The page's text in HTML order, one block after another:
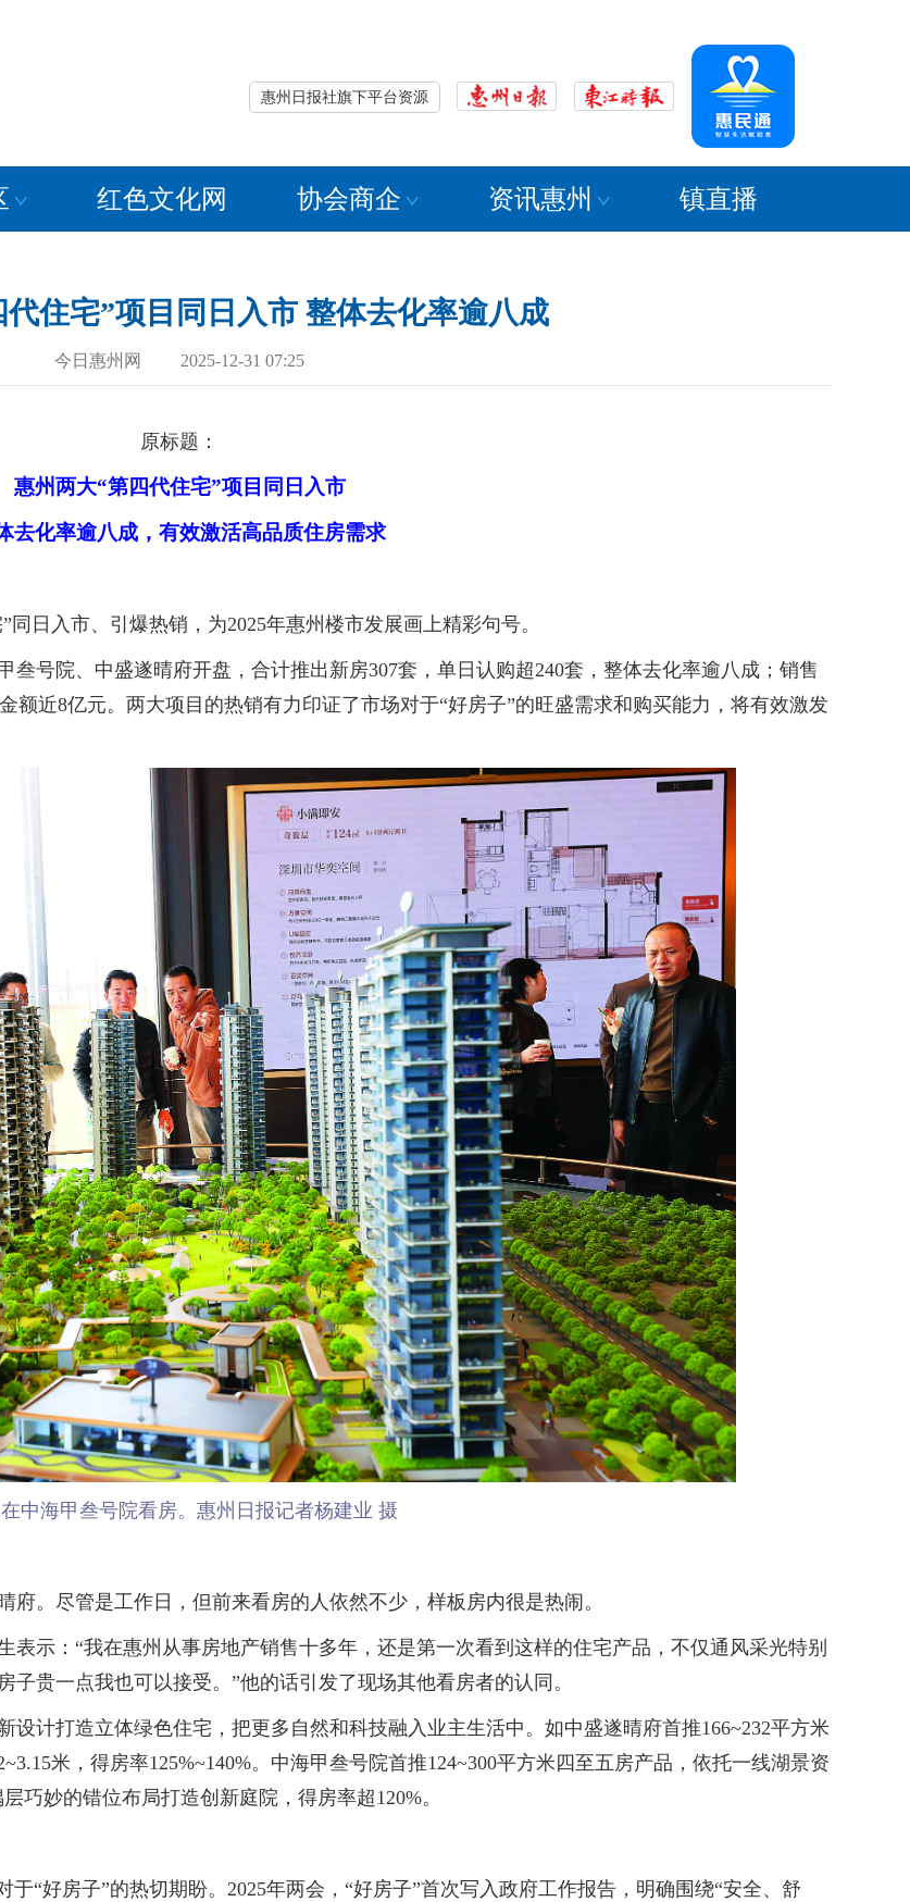
惠州日报社旗下平台资源
红色文化网 协会商企 资讯惠州 镇直播
住宅”项目同日入市 整体去化率逾八成
今日惠州网 2025-12-31 07:25
原标题：
惠州两大“第四代住宅”项目同日入市
去化率逾八成，有效激活高品质住房需求
入市、引爆热销，为2025年惠州楼市发展画上精彩句号。
号院、中盛遂晴府开盘，合计推出新房307套，单日认购超240套，整体去化率逾八成；销售
额近8亿元。两大项目的热销有力印证了市场对于“好房子”的旺盛需求和购买能力，将有效激发
中海甲叁号院看房。惠州日报记者杨建业 摄
。尽管是工作日，但前来看房的人依然不少，样板房内很是热闹。
示：“我在惠州从事房地产销售十多年，还是第一次看到这样的住宅产品，不仅通风采光特别
贵一点我也可以接受。”他的话引发了现场其他看房者的认同。
打造立体绿色住宅，把更多自然和科技融入业主生活中。如中盛遂晴府首推166~232平方米
米，得房率125%~140%。中海甲叁号院首推124~300平方米四至五房产品，依托一线湖景资
巧妙的错位布局打造创新庭院，得房率超120%。
好房子”的热切期盼。2025年两会，“好房子”首次写入政府工作报告，明确围绕“安全、舒